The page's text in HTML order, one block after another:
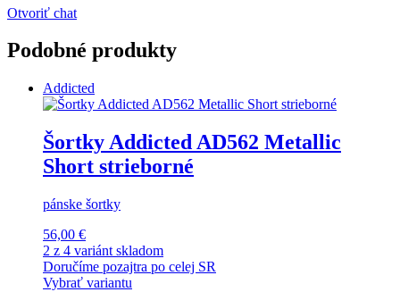
Otvoriť chat
Podobné produkty
Addicted
Šortky Addicted AD562 Metallic
Short strieborné
pánske šortky
56,00 €
2 z 4 variánt skladom
Doručíme pozajtra po celej SR
Vybrať variantu